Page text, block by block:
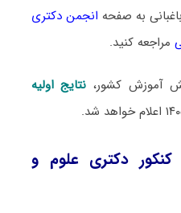
به صفحه انجمن دکتری
مراجعه کنید.
آموزش کشور، نتایج اولیه
کنکور دکتری علوم و